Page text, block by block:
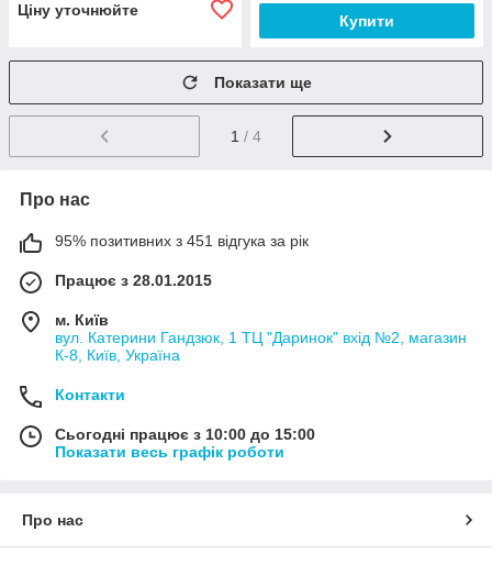
Ціну уточнюйте
Купити
Показати ще
1 / 4
Про нас
95% позитивних з 451 відгука за рік
Працює з 28.01.2015
м. Київ
вул. Катерини Гандзюк, 1 ТЦ "Даринок" вхід №2, магазин
К-8, Київ, Україна
Контакти
Сьогодні працює з 10:00 до 15:00
Показати весь графік роботи
Про нас